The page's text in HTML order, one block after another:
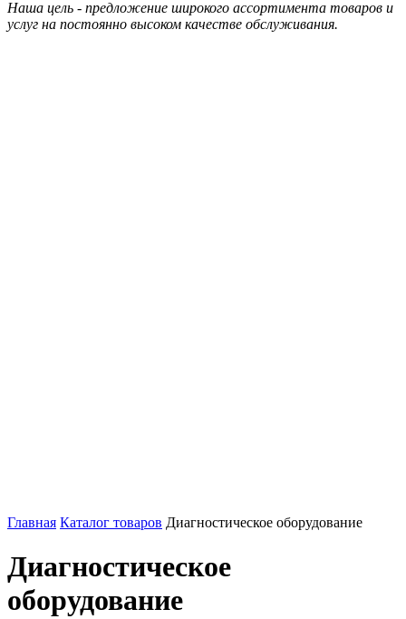
Наша цель - предложение широкого ассортимента товаров и
услуг на постоянно высоком качестве обслуживания.
Главная Каталог товаров Диагностическое оборудование
Диагностическое
оборудование